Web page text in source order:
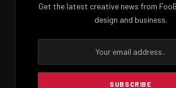
Twitter Pinterest
වනිඳු හසරංගට ඉතිරි තරග අහිමි